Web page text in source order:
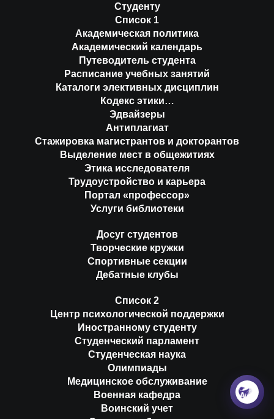
Студенту
Список 1
Академическая политика
Академический календарь
Путеводитель студента
Расписание учебных занятий
Каталоги элективных дисциплин
Кодекс этики…
Эдвайзеры
Антиплагиат
Стажировка магистрантов и докторантов
Выделение мест в общежитиях
Этика исследователя
Трудоустройство и карьера
Портал «профессор»
Услуги библиотеки
Досуг студентов
Творческие кружки
Спортивные секции
Дебатные клубы
Список 2
Центр психологической поддержки
Иностранному студенту
Студенческий парламент
Студенческая наука
Олимпиады
Медицинское обслуживание
Военная кафедра
Воинский учет